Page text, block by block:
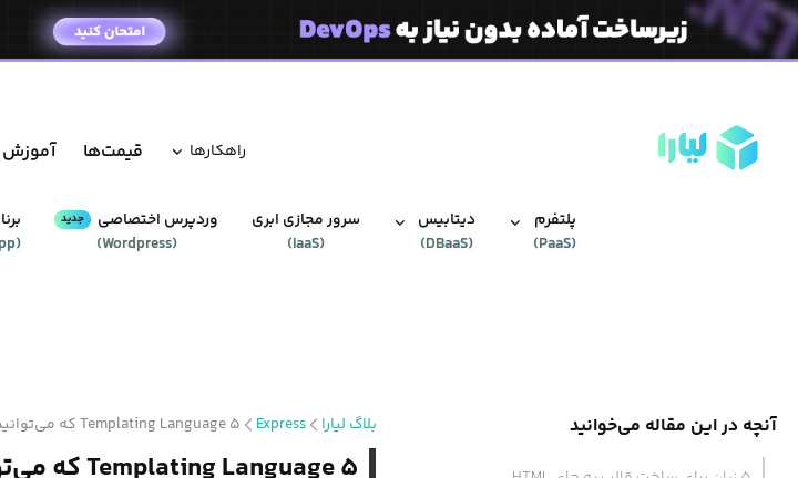
راهکار‌ها قیمت‌ها آموزش
(
وردپرس‌ اختصاصی جدید
(
Wordpress
)
سرور مجازی ابری
(
IaaS
)
دیتابیس‌
(
DBaaS
)
پلتفرم
(
PaaS
)
آنچه در این مقاله می‌خوانید بلاگ لیارا Express ۵ Templating Language که می‌توانید به‌عنوان جایگزین HTML از آن‌‌ها استفاده کنید